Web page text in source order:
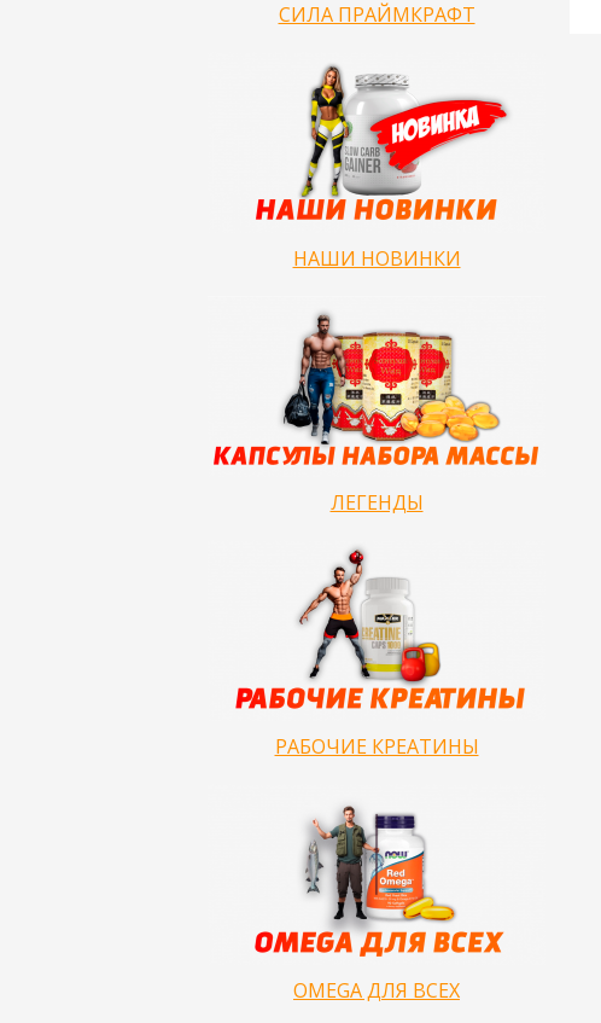
СИЛА ПРАЙМКРАФТ
НАШИ НОВИНКИ
ЛЕГЕНДЫ
РАБОЧИЕ КРЕАТИНЫ
OMEGA ДЛЯ ВСЕХ